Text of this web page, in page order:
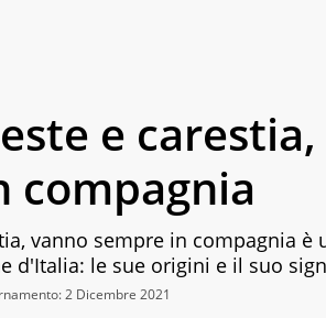
e
compagnia
vanno sempre in compagnia è
d'Italia: le sue origini e il suo
2 Dicembre 2021